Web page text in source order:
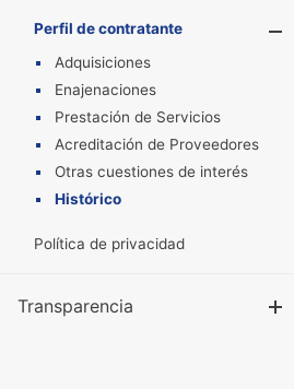
Perfil de contratante
Adquisiciones
Enajenaciones
Prestación de Servicios
Acreditación de Proveedores
Otras cuestiones de interés
Histórico
Política de privacidad
Transparencia